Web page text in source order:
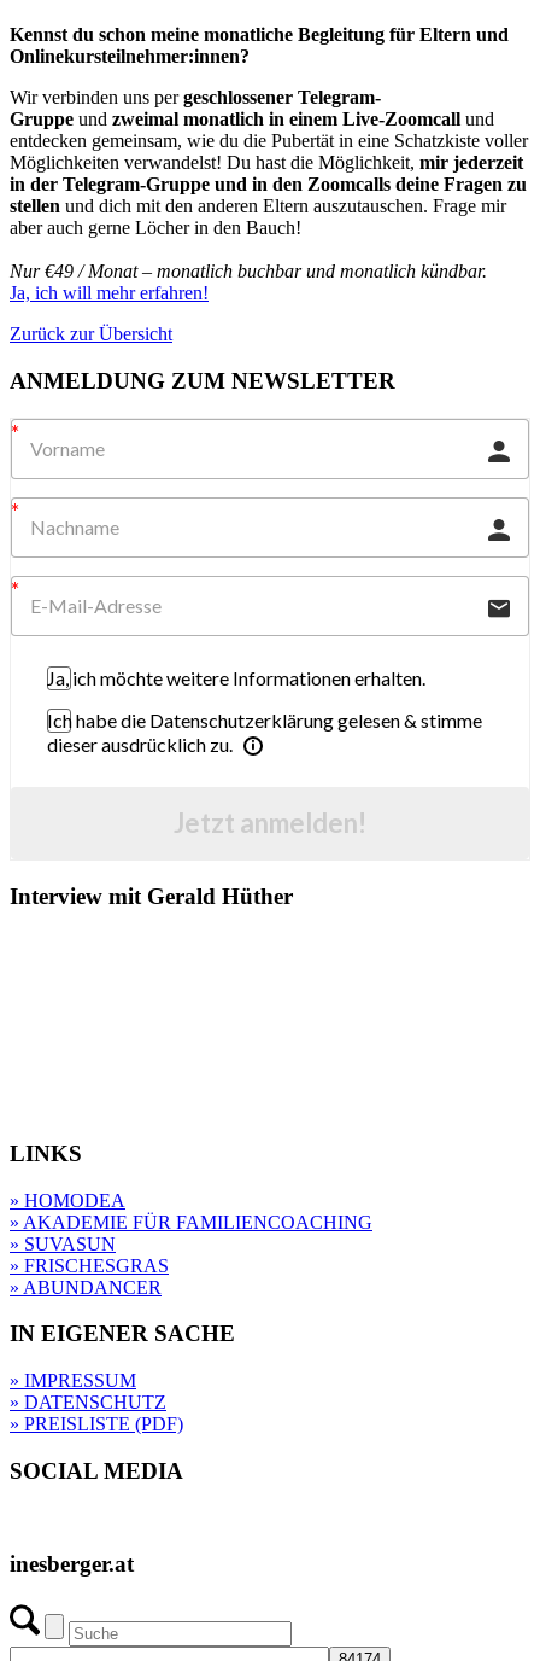
Kennst du schon meine monatliche Begleitung für Eltern und
Onlinekursteilnehmer:innen?
Wir verbinden uns pergeschlossener Telegram-
Gruppe und zweimal monatlich in einem Live-Zoomcall und
entdecken gemeinsam, wie du die Pubertät in eine Schatzkiste voller
Möglichkeiten verwandelst! Du hast die Möglichkeit, mir jederzeit
in der Telegram-Gruppe und in den Zoomcalls deine Fragen zu
stellen und dich mit den anderen Eltern auszutauschen. Frage mir
aber auch gerne Löcher in den Bauch!
Nur €49 / Monat – monatlich buchbar und monatlich kündbar.
Ja, ich will mehr erfahren!
Zurück zur Übersicht
ANMELDUNG ZUM NEWSLETTER
Ja, ich möchte weitere Informationen erhalten.
Ich habe die Datenschutzerklärung gelesen & stimme
dieser ausdrücklich zu.
Jetzt anmelden!
Interview mit Gerald Hüther
LINKS
» HOMODEA
» AKADEMIE FÜR FAMILIENCOACHING
» SUVASUN
» FRISCHESGRAS
» ABUNDANCER
IN EIGENER SACHE
» IMPRESSUM
» DATENSCHUTZ
» PREISLISTE (PDF)
SOCIAL MEDIA
inesberger.at